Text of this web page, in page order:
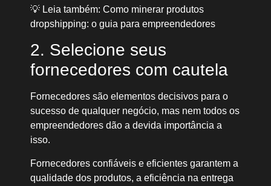
💡 Leia também: Como minerar produtos
dropshipping: o guia para empreendedores
2. Selecione seus
fornecedores com cautela
Fornecedores são elementos decisivos para o
sucesso de qualquer negócio, mas nem todos os
empreendedores dão a devida importância a
isso.
Fornecedores confiáveis e eficientes garantem a
qualidade dos produtos, a eficiência na entrega